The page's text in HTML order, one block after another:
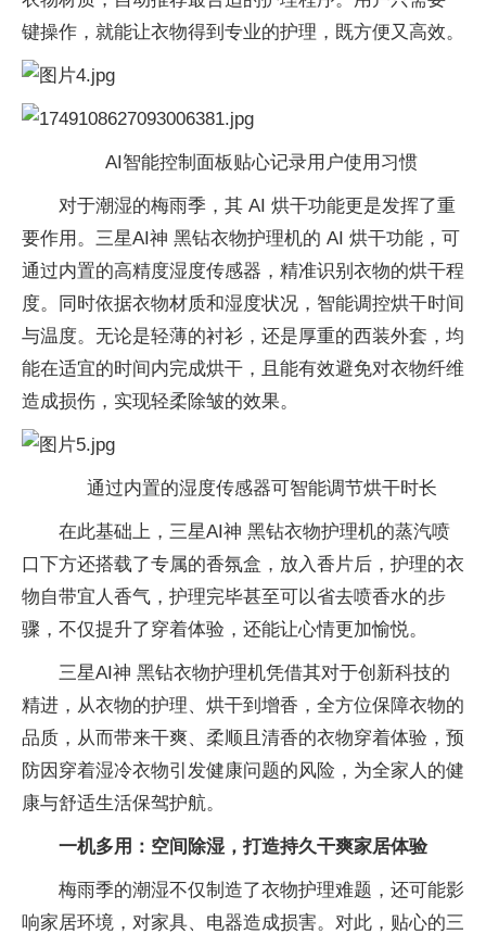
键操作，就能让衣物得到专业的护理，既方便又高效。
AI智能控制面板贴心记录用户使用习惯
对于潮湿的梅雨季，其 AI 烘干功能更是发挥了重
要作用。三星AI神 黑钻衣物护理机的 AI 烘干功能，可
通过内置的高精度湿度传感器，精准识别衣物的烘干程
度。同时依据衣物材质和湿度状况，智能调控烘干时间
与温度。无论是轻薄的衬衫，还是厚重的西装外套，均
能在适宜的时间内完成烘干，且能有效避免对衣物纤维
造成损伤，实现轻柔除皱的效果。
通过内置的湿度传感器可智能调节烘干时长
在此基础上，三星AI神 黑钻衣物护理机的蒸汽喷
口下方还搭载了专属的香氛盒，放入香片后，护理的衣
物自带宜人香气，护理完毕甚至可以省去喷香水的步
骤，不仅提升了穿着体验，还能让心情更加愉悦。
三星AI神 黑钻衣物护理机凭借其对于创新科技的
精进，从衣物的护理、烘干到增香，全方位保障衣物的
品质，从而带来干爽、柔顺且清香的衣物穿着体验，预
防因穿着湿冷衣物引发健康问题的风险，为全家人的健
康与舒适生活保驾护航。
一机多用：空间除湿，打造持久干爽家居体验
梅雨季的潮湿不仅制造了衣物护理难题，还可能影
响家居环境，对家具、电器造成损害。对此，贴心的三